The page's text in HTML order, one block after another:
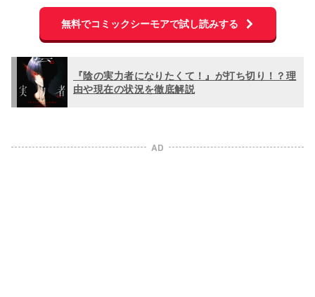
無料でコミックシーモアで試し読みする
『陰の実力者になりたくて！』が打ち切り！？理
由や現在の状況を徹底解説
AD